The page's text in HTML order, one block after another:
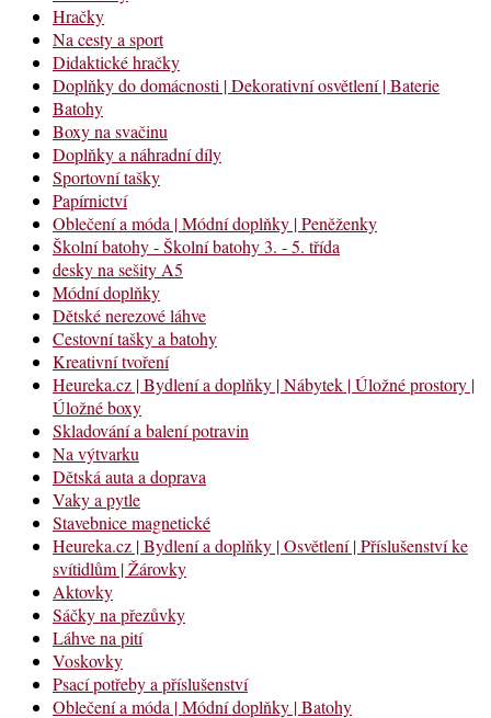
Hračky
Na cesty a sport
Didaktické hračky
Doplňky do domácnosti | Dekorativní osvětlení | Baterie
Batohy
Boxy na svačinu
Doplňky a náhradní díly
Sportovní tašky
Papírnictví
Oblečení a móda | Módní doplňky | Peněženky
Školní batohy - Školní batohy 3. - 5. třída
desky na sešity A5
Módní doplňky
Dětské nerezové láhve
Cestovní tašky a batohy
Kreativní tvoření
Heureka.cz | Bydlení a doplňky | Nábytek | Úložné prostory |
Úložné boxy
Skladování a balení potravin
Na výtvarku
Dětská auta a doprava
Vaky a pytle
Stavebnice magnetické
Heureka.cz | Bydlení a doplňky | Osvětlení | Příslušenství ke
svítidlům | Žárovky
Aktovky
Sáčky na přezůvky
Láhve na pití
Voskovky
Psací potřeby a příslušenství
Oblečení a móda | Módní doplňky | Batohy